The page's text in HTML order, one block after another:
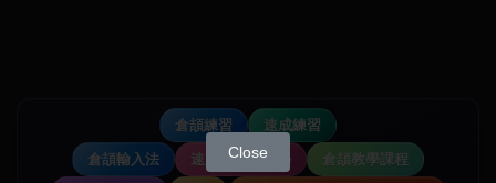
倉頡練習
速成練習
倉頡輸入法
速成輸入法教學
倉頡教學課程
Close